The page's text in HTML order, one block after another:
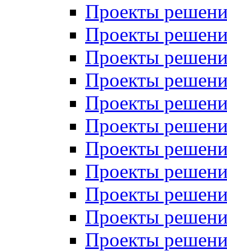
Проекты
Проекты
Проекты
Проекты
Проекты
Проекты
Проекты
Проекты
Проекты
Проекты
Проекты